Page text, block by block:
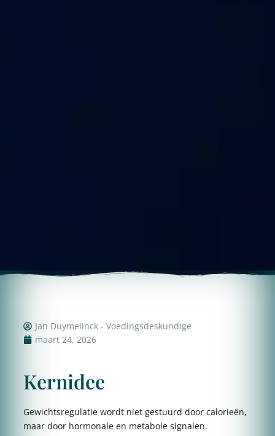
Jan Duymelinck - Voedingsdeskundige
maart 24, 2026
Kernidee
Gewichtsregulatie wordt niet gestuurd door calorieën,
maar door hormonale en metabole signalen.